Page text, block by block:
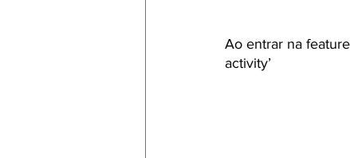
Ao entrar na
activity’